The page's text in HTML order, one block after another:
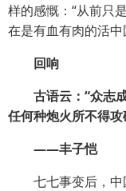
样的感慨：“从前只
在是有血有肉的活中
回响
古语云：“众志成
任何种炮火所不得攻
——丰子恺
七七事变后，中